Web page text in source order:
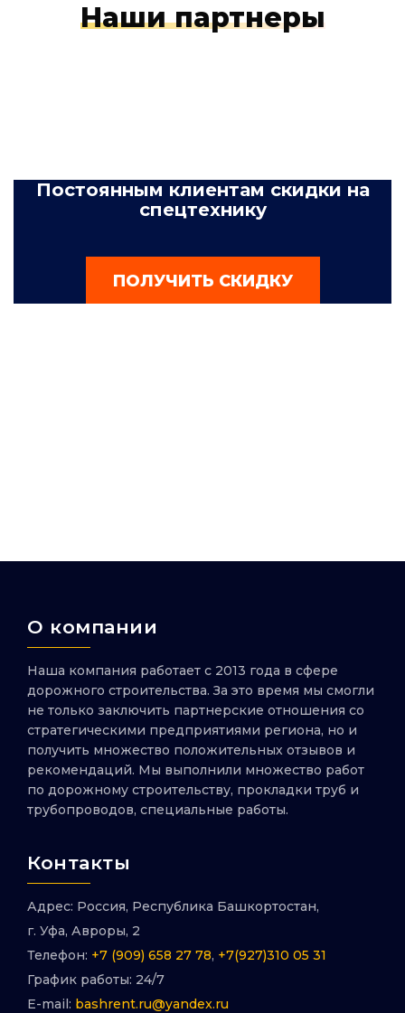
Наши партнеры
Постоянным клиентам скидки на
спецтехнику
ПОЛУЧИТЬ СКИДКУ
О компании
Наша компания работает с 2013 года в сфере
дорожного строительства. За это время мы смогли
не только заключить партнерские отношения со
стратегическими предприятиями региона, но и
получить множество положительных отзывов и
рекомендаций. Мы выполнили множество работ
по дорожному строительству, прокладки труб и
трубопроводов, специальные работы.
Контакты
Адрес: Россия, Республика Башкортостан,
г. Уфа, Авроры, 2
Телефон: +7 (909) 658 27 78, +7(927)310 05 31
График работы: 24/7
E-mail: bashrent.ru@yandex.ru